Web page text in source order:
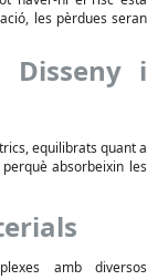
les pèrdues seran
Disseny i
equilibrats quant a
absorbeixin les
amb diversos